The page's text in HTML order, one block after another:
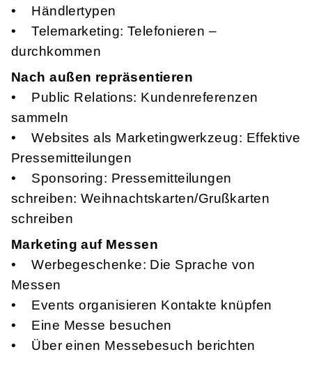
• Händlertypen
• Telemarketing: Telefonieren –
durchkommen
Nach außen repräsentieren
• Public Relations: Kundenreferenzen
sammeln
• Websites als Marketingwerkzeug: Effektive
Pressemitteilungen
• Sponsoring: Pressemitteilungen
schreiben: Weihnachtskarten/Grußkarten
schreiben
Marketing auf Messen
• Werbegeschenke: Die Sprache von
Messen
• Events organisieren Kontakte knüpfen
• Eine Messe besuchen
• Über einen Messebesuch berichten